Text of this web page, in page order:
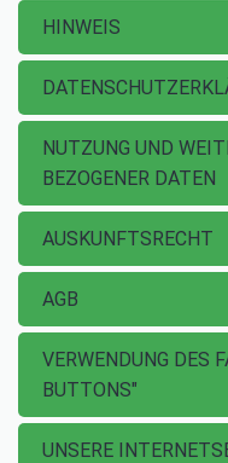
HINWEIS
NUTZUNG UND
BEZOGENER DATEN
AUSKUNFTSRECHT
AGB
VERWENDUNG DES
BUTTONS"
UNSERE